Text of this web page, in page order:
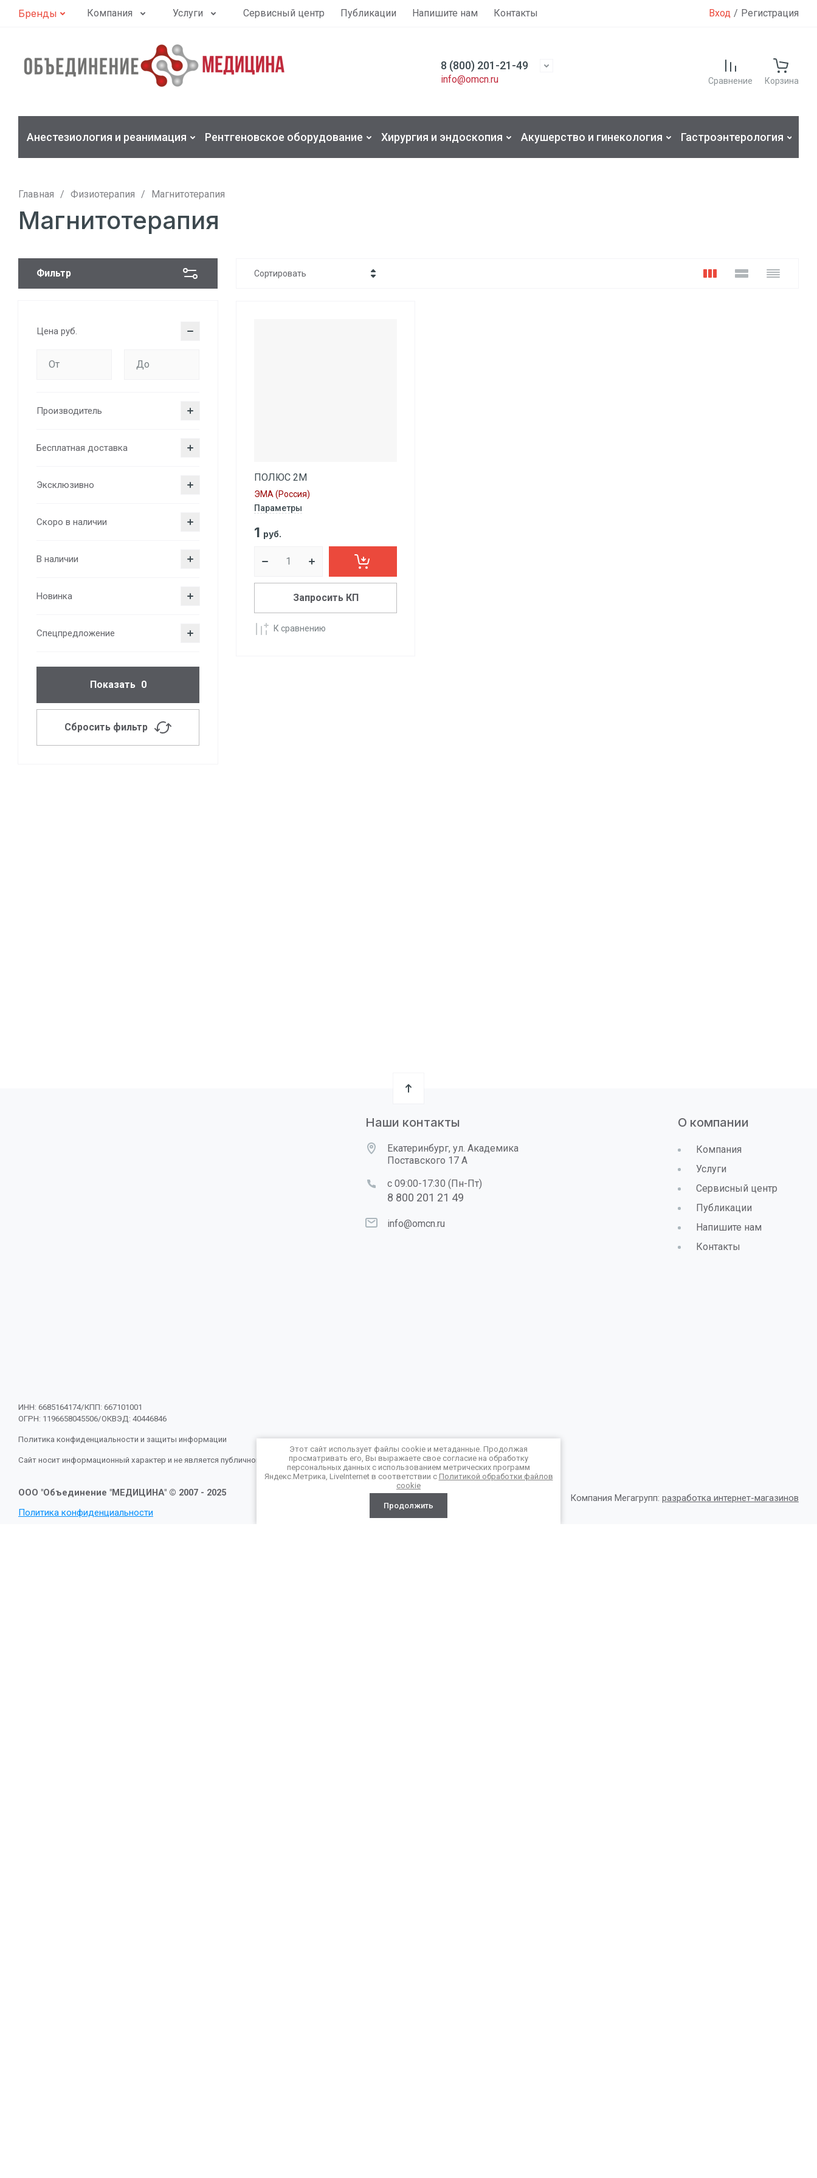
Бренды Компания Услуги Сервисный центр Публикации Напишите нам Контакты Вход / Регистрация
8 (800) 201-21-49
info@omcn.ru Сравнение Корзина
Анестезиология и реанимация Рентгеновское оборудование Хирургия и эндоскопия Акушерство и гинекология Гастроэнтерология
Главная / Физиотерапия / Магнитотерапия
Магнитотерапия
Фильтр
Цена руб.
Производитель
Бесплатная доставка
Эксклюзивно
Скоро в наличии
В наличии
Новинка
Спецпредложение
Показать 0
Сбросить фильтр
Сортировать
ПОЛЮС 2М
ЭМА (Россия)
Параметры
1 руб.
Запросить КП
К сравнению
ИНН: 6685164174/КПП: 667101001
ОГРН: 1196658045506/ОКВЭД: 40446846
Политика конфиденциальности и защиты информации
Сайт носит информационный характер и не является публичной офертой.
Наши контакты
Екатеринбург, ул. Академика
Поставского 17 А
с 09:00-17:30 (Пн-Пт)
8 800 201 21 49
info@omcn.ru
О компании
Компания
Услуги
Сервисный центр
Публикации
Напишите нам
Контакты
ООО "Объединение "МЕДИЦИНА" © 2007 - 2025
Политика конфиденциальности
Компания Мегагрупп: разработка интернет-магазинов
Этот сайт использует файлы cookie и метаданные. Продолжая
просматривать его, Вы выражаете свое согласие на обработку
персональных данных с использованием метрических программ
Яндекс.Метрика, LiveInternet в соответствии с Политикой обработки файлов
cookie
Продолжить